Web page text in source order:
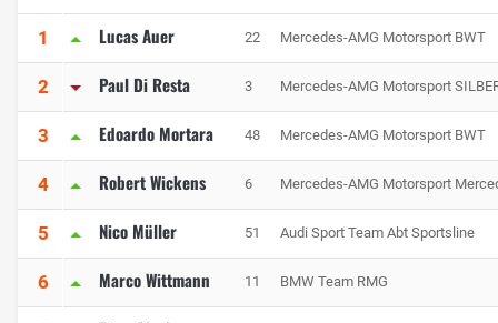
1 Lucas Auer 22 Mercedes-AMG Motorsport BWT
2 Paul Di Resta 3 Mercedes-AMG Motorsport
3 Edoardo Mortara 48 Mercedes-AMG Motorsport BWT
4 Robert Wickens 6 Mercedes-AMG Motorsport
5 Nico Müller 51 Audi Sport Team Abt Sportsline
6 Marco Wittmann 11 BMW Team RMG